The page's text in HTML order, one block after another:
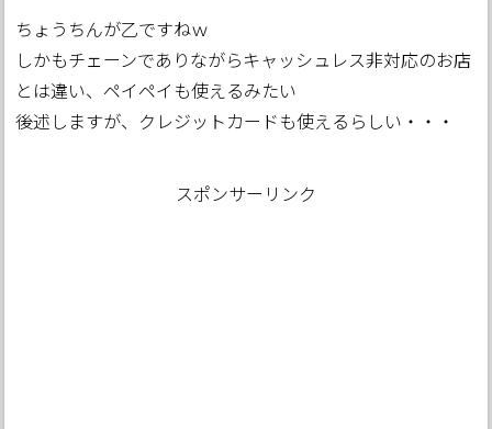
ちょうちんが乙ですねｗ
しかもチェーンでありながらキャッシュレス非対応のお店
とは違い、ペイペイも使えるみたい
後述しますが、クレジットカードも使えるらしい・・・
スポンサーリンク